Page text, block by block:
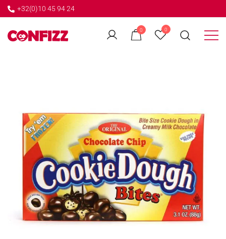
+32(0)10 45 94 24
0 0
← GO BACK